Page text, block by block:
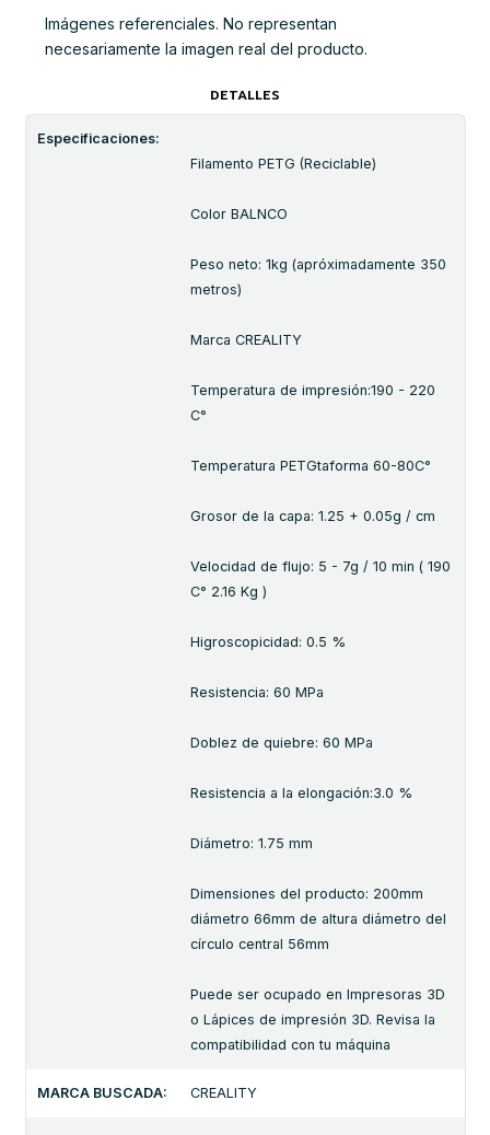
Imágenes referenciales. No representan
necesariamente la imagen real del producto.
DETALLES
Especificaciones:
Filamento PETG (Reciclable)
Color BALNCO
Peso neto: 1kg (apróximadamente 350
metros)
Marca CREALITY
Temperatura de impresión:190 - 220
C°
Temperatura PETGtaforma 60-80C°
Grosor de la capa: 1.25 + 0.05g / cm
Velocidad de flujo: 5 - 7g / 10 min ( 190
C° 2.16 Kg )
Higroscopicidad: 0.5 %
Resistencia: 60 MPa
Doblez de quiebre: 60 MPa
Resistencia a la elongación:3.0 %
Diámetro: 1.75 mm
Dimensiones del producto: 200mm
diámetro 66mm de altura diámetro del
círculo central 56mm
Puede ser ocupado en Impresoras 3D
o Lápices de impresión 3D. Revisa la
compatibilidad con tu máquina
MARCA BUSCADA: CREALITY